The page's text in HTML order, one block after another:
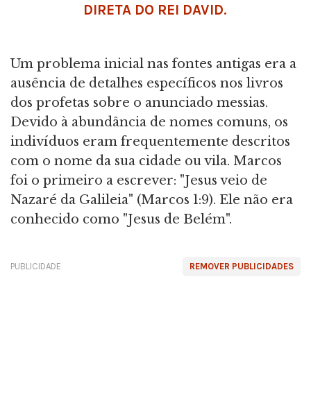
DIRETA DO REI DAVID.
Um problema inicial nas fontes antigas era a
ausência de detalhes específicos nos livros
dos profetas sobre o anunciado messias.
Devido à abundância de nomes comuns, os
indivíduos eram frequentemente descritos
com o nome da sua cidade ou vila. Marcos
foi o primeiro a escrever: "Jesus veio de
Nazaré da Galileia" (Marcos 1:9). Ele não era
conhecido como "Jesus de Belém".
REMOVER PUBLICIDADES
PUBLICIDADE